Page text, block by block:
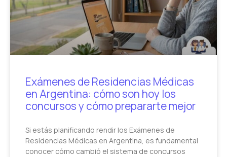
Exámenes de Residencias Médicas
en Argentina: cómo son hoy los
concursos y cómo prepararte mejor
Si estás planificando rendir los Exámenes de
Residencias Médicas en Argentina, es fundamental
conocer cómo cambió el sistema de concursos